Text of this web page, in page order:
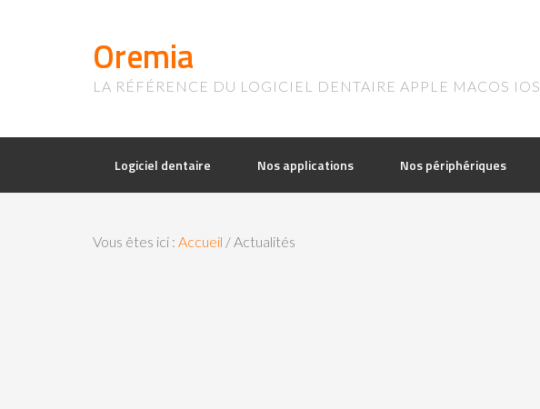
Oremia
LA RÉFÉRENCE DU LOGICIEL DENTAIRE APPLE MACOS IOS
Logiciel dentaire Nos applications Nos périphériques
Vous êtes ici : Accueil /Actualités